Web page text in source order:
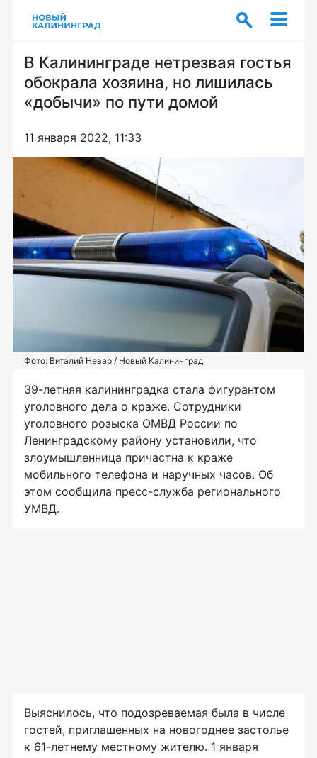
В Калининграде нетрезвая гостья
обокрала хозяина, но лишилась
«добычи» по пути домой
11 января 2022, 11:33
Фото: Виталий Невар / Новый Калининград
39-летняя калининградка стала фигурантом
уголовного дела о краже. Сотрудники
уголовного розыска ОМВД России по
Ленинградскому району установили, что
злоумышленница причастна к краже
мобильного телефона и наручных часов. Об
этом сообщила пресс-служба регионального
УМВД.
Выяснилось, что подозреваемая была в числе
гостей, приглашенных на новогоднее застолье
к 61-летнему местному жителю. 1 января